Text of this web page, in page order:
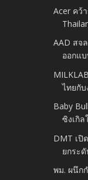
Acer คว้
AAD สจ
ออกแบ
ไทยกับ
Baby
ซิงเกิล
DMT เปิ
ยกระดั
พม. ผนึก